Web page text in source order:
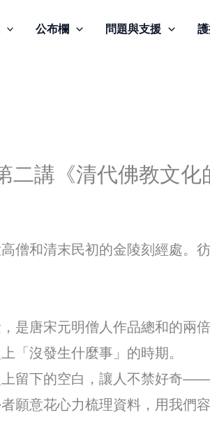
公布欄 問題與支援
講《清代佛教文化
僧和清末民初的金陵刻經處。
是唐宋元明僧人作品總和的兩
「沒發生什麼事」的時期。
留下的空白，讓人不禁好奇
願意花心力梳理資料，用我們